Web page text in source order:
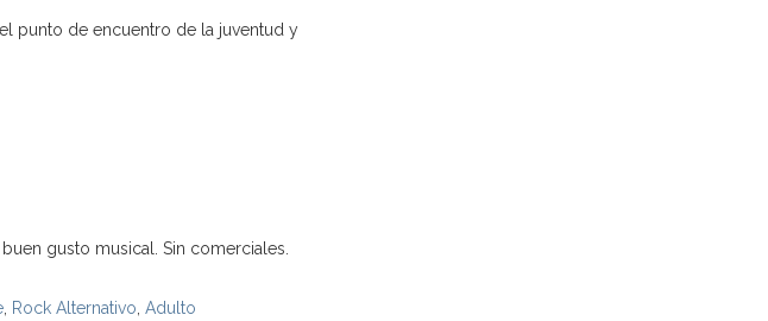
punto de encuentro de la juventud y
gusto musical. Sin comerciales.
Rock Alternativo Adulto